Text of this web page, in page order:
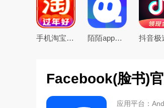
手机淘宝下载2026app最新版 陌陌app下载2026最新官方版
Facebook(脸书)
应用平台：